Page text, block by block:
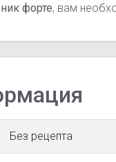
форте, вам
Без рецепта